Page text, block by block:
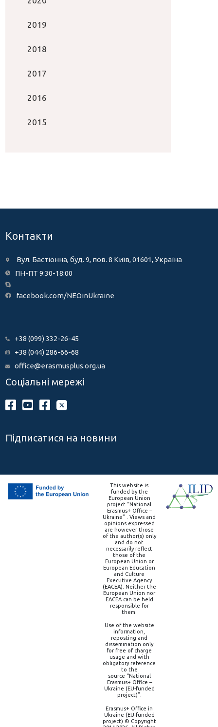
2019
2018
2017
2016
2015
Контакти
Вул. Бастіонна, буд. 9, пов. 8 Київ, 01601, Україна
ПН-ПТ 9:30-18:00
facebook.com/NEOinUkraine
+38 (099) 332-26-45
+38 (044) 286-66-68
office@erasmusplus.org.ua
Соціальні мережі
Підписатися на новини
This website is
funded by the
European Union
project “National
Erasmus+ Office –
Ukraine” . Views and
opinions expressed
are however those
of the author(s) only
and do not
necessarily reflect
those of the
European Union or
European Education
and Culture
Executive Agency
(EACEA). Neither the
European Union nor
EACEA can be held
responsible for
them.
Use of the website
information,
reposting and
dissemination only
for free of charge
usage and with
obligatory reference
to the
source “National
Erasmus+ Office –
Ukraine (EU-funded
project)”.
Erasmus+ Office in
Ukraine (EU-funded
project) © Copyright